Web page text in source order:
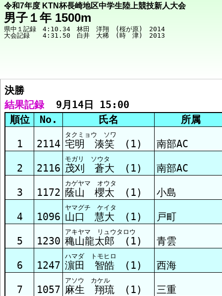
令和7年度 KTN杯長崎地区中学生陸上競技新人大会
男子１年 1500m
県中１記録　4:10.34　林田　洋翔　(桜が原)　2014
競技メニューへ
決勝 結果
決勝
結果記録
  9月14日 15:00
順位
No. 氏名 所属
1 2114
タクミョウ ソワ
宅明 湊笑 (1) 南部AC
2 2116
モガリ ソウタ
茂刈 蒼大 (1) 南部AC
3 1172
カゲヤマ オウタ
蔭山 櫻太 (1) 小島
4 1096
ヤマグチ ケイタ
山口 慧大 (1) 戸町
5 1230
アキヤマ リュウタロウ
穐山龍太郎 (1) 青雲
6 1247
ハマダ トモヒロ
濵田 智皓 (1) 西海
7 1057
アソウ カケル
麻生 翔琉 (1) 三重